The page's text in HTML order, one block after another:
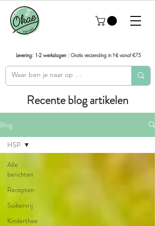
Levering: 1-2 werkdagen | Gratis verzending in NL vanaf €75
Recente blog artikelen
Blog
Alle
berichten
Recepten
Suikervrij
Kinderthee
HSP